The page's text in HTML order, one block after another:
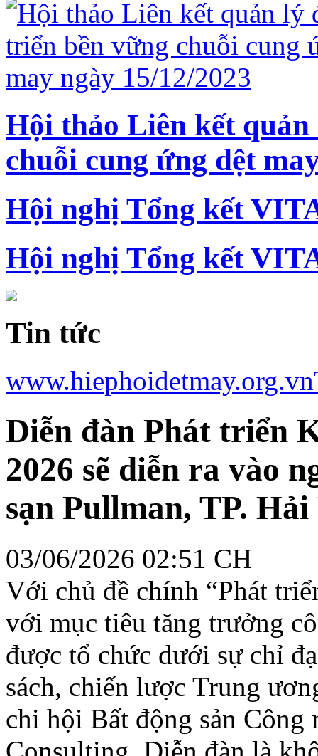
Hội thảo Liên kết
chuỗi cung ứng dệt
Hội nghị Tổng kết
Hội nghị Tổng kết
Tin tức
www.hiephoidetmay.org.vn
Diễn đàn Phát triển
2026 sẽ diễn ra vào
sạn Pullman, TP. Hải
03/06/2026 02:51 CH
Với chủ đề chính “Phát
với mục tiêu tăng trưởng
được tổ chức dưới sự chỉ
sách, chiến lược Trung
chi hội Bất động sản